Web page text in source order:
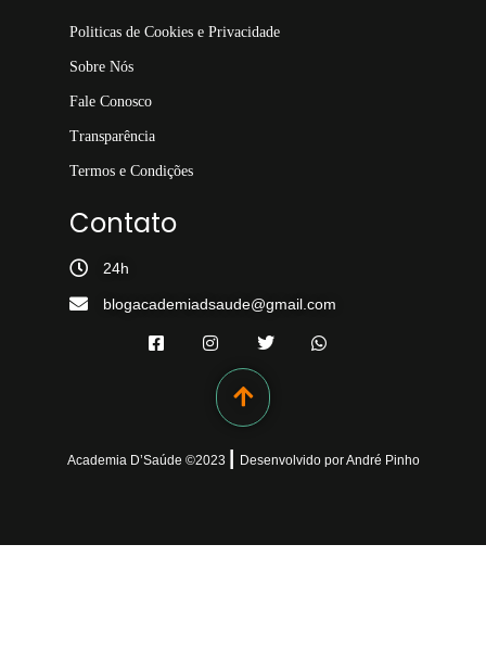
Politicas de Cookies e Privacidade
Sobre Nós
Fale Conosco
Transparência
Termos e Condições
Contato
24h
blogacademiadsaude@gmail.com
Academia D’Saúde ©2023 DesenvolvidoporAndré Pinho